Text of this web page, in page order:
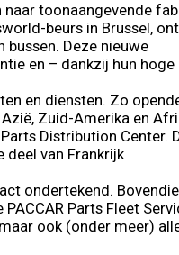
toonaangevende
beurs in Brussel,
bussen. Deze nieuwe
en – dankzij hun hoge
en diensten. Zo
Zuid-Amerika en
Distribution Center.
deel van Frankrijk
ondertekend.
Parts Fleet
ook (onder meer)